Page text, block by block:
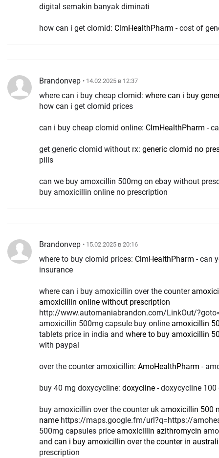
digital semakin banyak diminati
how can i get clomid: ClmHealthPharm - cost of
Brandonvep • 14.02.2025 в 12:37
where can i buy cheap clomid: where can i buy
how can i get clomid prices
can i buy cheap clomid online: ClmHealthPharm -
get generic clomid without rx: generic clomid no
pills
can we buy amoxcillin 500mg on ebay without
buy amoxicillin online no prescription
Brandonvep • 15.02.2025 в 20:16
where to buy clomid prices: ClmHealthPharm - can
insurance
where can i buy amoxicillin over the counter
amoxicillin online without prescription
http://www.automaniabrandon.com/LinkOut/
amoxicillin 500mg capsule buy online amoxicillin
tablets price in india and where to buy amoxicillin
with paypal
over the counter amoxicillin: AmoHealthPharm -
buy 40 mg doxycycline: doxycline - doxycycline 100
buy amoxicillin over the counter uk amoxicillin 500
name
500mg capsules price amoxicillin azithromycin
and can i buy amoxicillin over the counter in
prescription